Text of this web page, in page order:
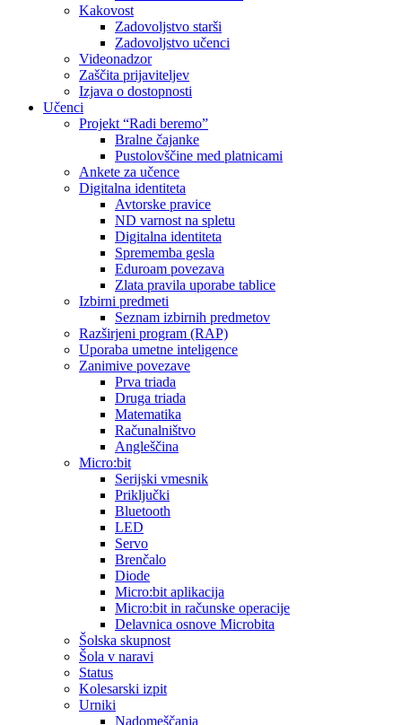
Kakovost
Zadovoljstvo starši
Zadovoljstvo učenci
Videonadzor
Zaščita prijaviteljev
Izjava o dostopnosti
Učenci
Projekt “Radi beremo”
Bralne čajanke
Pustolovščine med platnicami
Ankete za učence
Digitalna identiteta
Avtorske pravice
ND varnost na spletu
Digitalna identiteta
Sprememba gesla
Eduroam povezava
Zlata pravila uporabe tablice
Izbirni predmeti
Seznam izbirnih predmetov
Razširjeni program (RAP)
Uporaba umetne inteligence
Zanimive povezave
Prva triada
Druga triada
Matematika
Računalništvo
Angleščina
Micro:bit
Serijski vmesnik
Priključki
Bluetooth
LED
Servo
Brenčalo
Diode
Micro:bit aplikacija
Micro:bit in računske operacije
Delavnica osnove Microbita
Šolska skupnost
Šola v naravi
Status
Kolesarski izpit
Urniki
Nadomeščanja